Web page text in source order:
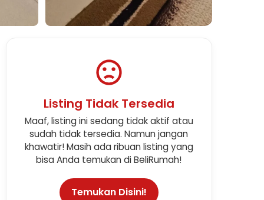
Listing Tidak Tersedia
Maaf, listing ini sedang tidak aktif atau
sudah tidak tersedia. Namun jangan
khawatir! Masih ada ribuan listing yang
bisa Anda temukan di BeliRumah!
Temukan Disini!